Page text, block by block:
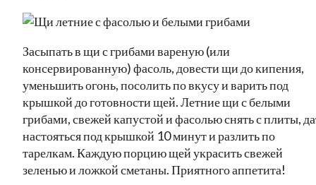
Засыпать в щи с грибами вареную (или
консервированную) фасоль, довести щи до кипения,
уменьшить огонь, посолить по вкусу и варить под
крышкой до готовности щей. Летние щи с белыми
грибами, свежей капустой и фасолью снять с плиты,
настояться под крышкой 10 минут и разлить по
тарелкам. Каждую порцию щей украсить свежей
зеленью и ложкой сметаны. Приятного аппетита!